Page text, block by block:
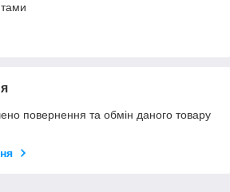
повернення та обмін даного товару